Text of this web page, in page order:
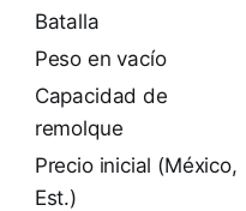
Batalla
Peso en vacío
Capacidad de
remolque
Precio inicial (México,
Est.)